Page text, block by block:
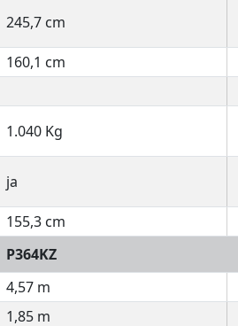
245,7 cm
160,1 cm
1.040 Kg
ja
155,3 cm
P364KZ
4,57 m
1,85 m